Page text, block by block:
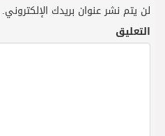
لن يتم نشر عنوان بريدك الإلكتروني.
التعليق